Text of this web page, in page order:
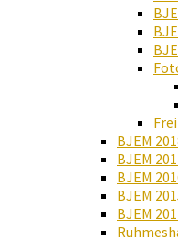
BJEM
BJEM
BJEM
BJEM
BJEM